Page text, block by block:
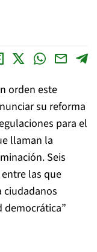
orden este
su reforma
para el
llaman la
Seis
las que
ciudadanos
democrática”